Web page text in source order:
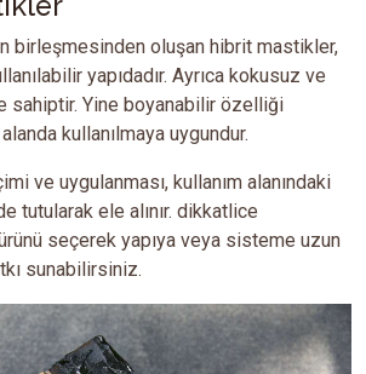
birleşmesinden oluşan hibrit mastikler,
yapıdadır. Ayrıca kokusuz ve
sahiptir. Yine boyanabilir özelliği
kullanılmaya uygundur.
ve uygulanması, kullanım alanındaki
tutularak ele alınır. dikkatlice
ürünü seçerek yapıya veya sisteme uzun
sunabilirsiniz.